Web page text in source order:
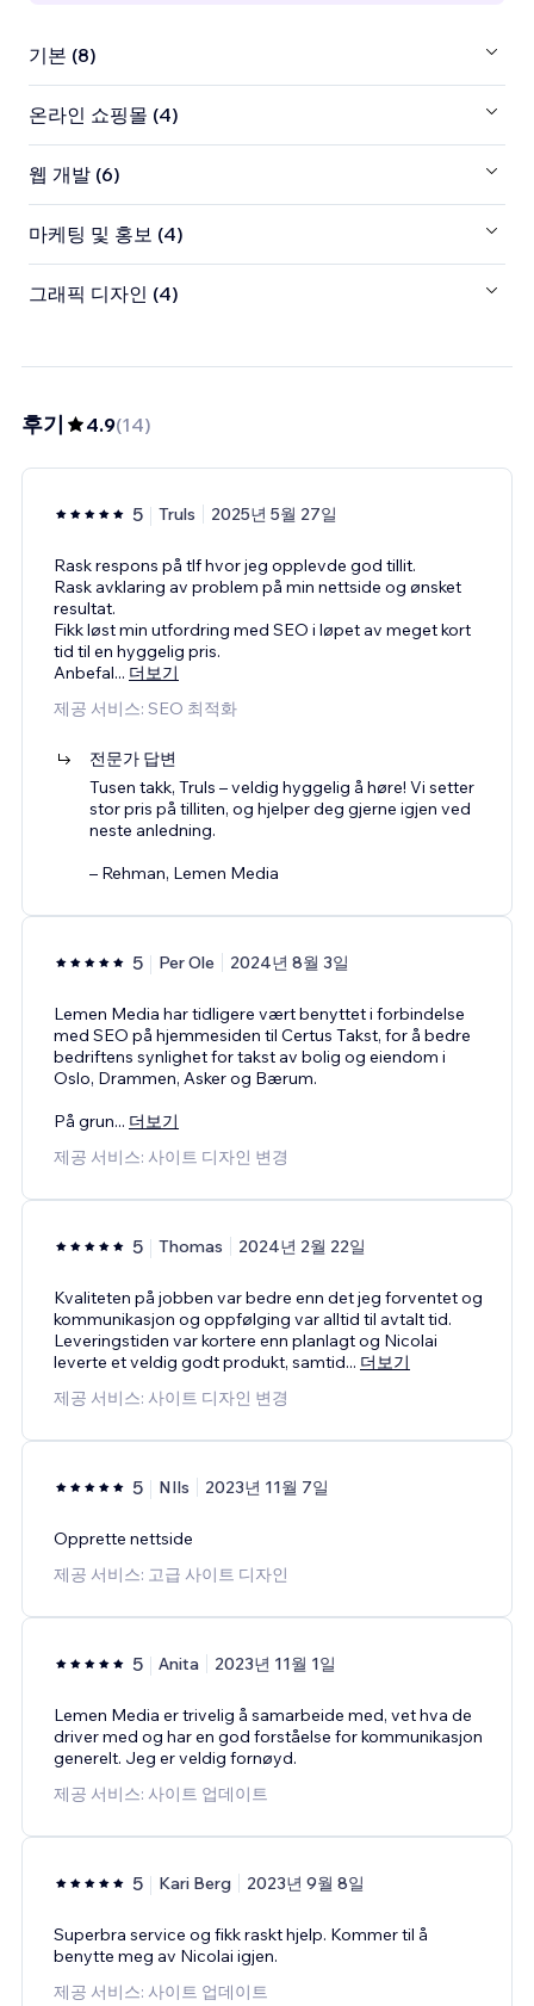
기본 (8)
온라인 쇼핑몰 (4)
웹 개발 (6)
마케팅 및 홍보 (4)
그래픽 디자인 (4)
후기 4.9(14)
5 Truls 2025년 5월 27일
Rask respons på tlf hvor jeg opplevde god tillit.
Rask avklaring av problem på min nettside og ønsket
resultat.
Fikk løst min utfordring med SEO i løpet av meget kort
tid til en hyggelig pris.
Anbefal... 더보기
제공 서비스: SEO 최적화
전문가 답변
Tusen takk, Truls – veldig hyggelig å høre! Vi setter
stor pris på tilliten, og hjelper deg gjerne igjen ved
neste anledning.
– Rehman, Lemen Media
5 Per Ole 2024년 8월 3일
Lemen Media har tidligere vært benyttet i forbindelse
med SEO på hjemmesiden til Certus Takst, for å bedre
bedriftens synlighet for takst av bolig og eiendom i
Oslo, Drammen, Asker og Bærum.
På grun... 더보기
제공 서비스: 사이트 디자인 변경
5 Thomas 2024년 2월 22일
Kvaliteten på jobben var bedre enn det jeg forventet og
kommunikasjon og oppfølging var alltid til avtalt tid.
Leveringstiden var kortere enn planlagt og Nicolai
leverte et veldig godt produkt, samtid... 더보기
제공 서비스: 사이트 디자인 변경
5 NIls 2023년 11월 7일
Opprette nettside
제공 서비스: 고급 사이트 디자인
5 Anita 2023년 11월 1일
Lemen Media er trivelig å samarbeide med, vet hva de
driver med og har en god forståelse for kommunikasjon
generelt. Jeg er veldig fornøyd.
제공 서비스: 사이트 업데이트
5 Kari Berg 2023년 9월 8일
Superbra service og fikk raskt hjelp. Kommer til å
benytte meg av Nicolai igjen.
제공 서비스: 사이트 업데이트